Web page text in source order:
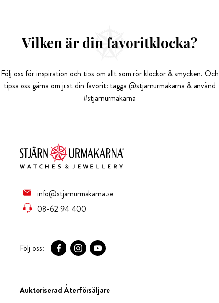
Vilken är din favoritklocka?
Följ oss för inspiration och tips om allt som rör klockor & smycken. Och
tipsa oss gärna om just din favorit: tagga @stjarnurmakarna & använd
#stjarnurmakarna
info@stjarnurmakarna.se
08-62 94 400
Följ oss:
Auktoriserad Återförsäljare